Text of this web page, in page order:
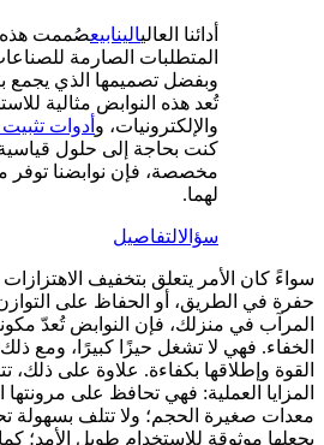
أدائنا العاليالينابيعصُممت هذه
المتطلبات الصارمة
وبفضل تصميمها الذي يجمع
تُعد هذه النوابض مثالية
والإلكترونيات، و أدوات
كنت بحاجة إلى حلول
مخصصة، فإن نوابضنا توفر
لهما.
سؤالالتفاصيل
سواءً كان الأمر يتعلق بتخفيف
حفرة في الطريق، أو الحفاظ على
المرآب في منزلك، فإن النوابض تُعدّ
الخفاء. فهي لا تشغل حيزًا كبيرًا، ومع
القوة وإطلاقها بكفاءة. علاوة على ذلك،
المزايا العملية: فهي تحافظ على مرونتها
معدات صغيرة الحجم؛ ولا تتلف بسهولة
يجعلها موثوقة للاستخدام طويل الأمد؛